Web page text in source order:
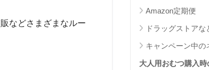
などさまざまなルー
Amazon定期便
ドラッグストアな
キャンペーン中の
大人用おむつ購入時